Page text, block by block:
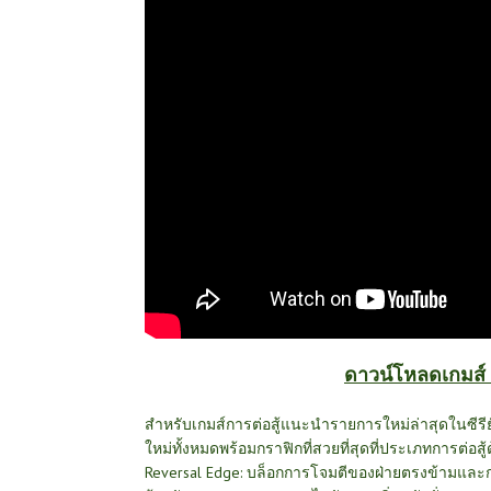
ดาวน์โหลดเกมส์
สำหรับเกมส์การต่อสู้แนะนำรายการใหม่ล่าสุดในซี
ใหม่ทั้งหมดพร้อมกราฟิกที่สวยที่สุดที่ประเภทการต่อ
Reversal Edge: บล็อกการโจมตีของฝ่ายตรงข้ามแ